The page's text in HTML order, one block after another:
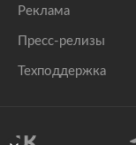
Реклама
Пресс-релизы
Техподдержка